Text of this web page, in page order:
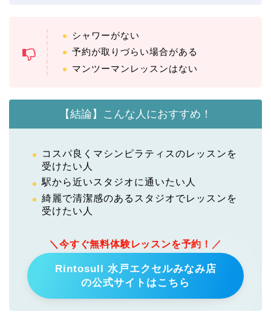
シャワーがない
予約が取りづらい場合がある
マンツーマンレッスンはない
【結論】こんな人におすすめ！
コスパ良くマシンピラティスのレッスンを
受けたい人
駅から近いスタジオに通いたい人
綺麗で清潔感のあるスタジオでレッスンを
受けたい人
＼今すぐ無料体験レッスンを予約！／
Rintosull 水戸エクセルみなみ店
の公式サイトはこちら